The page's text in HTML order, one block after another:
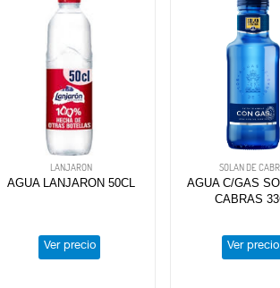
LANJARON
AGUA LANJARON 50CL
Ver precio
SOLAN DE
AGUA C/GAS
CABRAS
Ver precio